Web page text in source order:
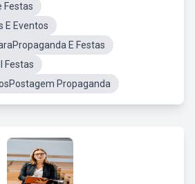
Festas
E Eventos
E Festas
Festas
Propaganda